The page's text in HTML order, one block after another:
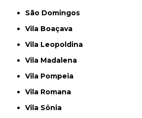
São Domingos
Vila Boaçava
Vila Leopoldina
Vila Madalena
Vila Pompeia
Vila Romana
Vila Sônia